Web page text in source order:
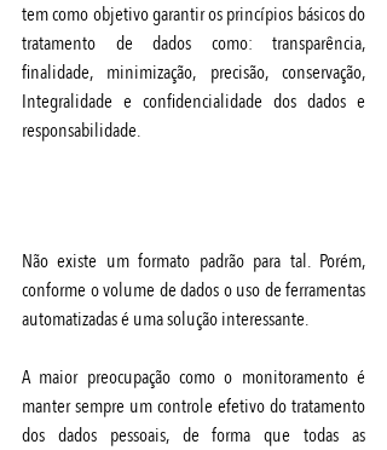
tem como objetivo garantir os princípios básicos do
tratamento de dados como: transparência,
finalidade, minimização, precisão, conservação,
Integralidade e confidencialidade dos dados e
responsabilidade.
Não existe um formato padrão para tal. Porém,
conforme o volume de dados o uso de ferramentas
automatizadas é uma solução interessante.
A maior preocupação como o monitoramento é
manter sempre um controle efetivo do tratamento
dos dados pessoais, de forma que todas as